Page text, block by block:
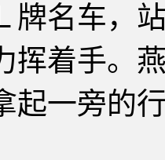
牌名车，
挥着手。
起一旁的